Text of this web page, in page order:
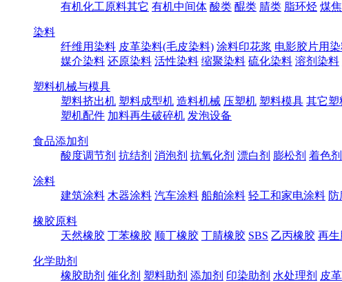
有机化工原料其它 有机中间体 酸类 醌类 腈类 脂环烃 煤
染料
纤维用染料 皮革染料(毛皮染料) 涂料印花浆 电影胶片用
媒介染料 还原染料 活性染料 缩聚染料 硫化染料 溶剂染料
塑料机械与模具
塑料挤出机 塑料成型机 造料机械 压塑机 塑料模具 其它塑
塑机配件 加料再生破碎机 发泡设备
食品添加剂
酸度调节剂 抗结剂 消泡剂 抗氧化剂 漂白剂 膨松剂 着色剂
涂料
建筑涂料 木器涂料 汽车涂料 船舶涂料 轻工和家电涂料
橡胶原料
天然橡胶 丁苯橡胶 顺丁橡胶 丁腈橡胶 SBS 乙丙橡胶 再生
化学助剂
橡胶助剂 催化剂 塑料助剂 添加剂 印染助剂 水处理剂 皮